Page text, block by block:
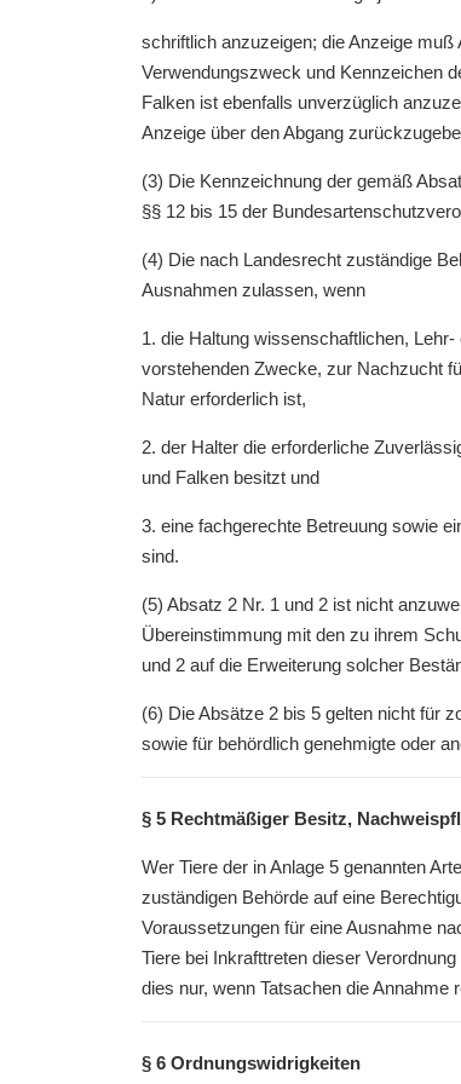
schriftlich anzuzeigen; die Anzeige muß
Verwendungszweck und Kennzeichen
Falken ist ebenfalls unverzüglich
Anzeige über den Abgang
(3) Die Kennzeichnung der gemäß
§§ 12 bis 15 der
(4) Die nach Landesrecht zuständige
Ausnahmen zulassen, wenn
1. die Haltung wissenschaftlichen,
vorstehenden Zwecke, zur Nachzucht
Natur erforderlich ist,
2. der Halter die erforderliche
und Falken besitzt und
3. eine fachgerechte Betreuung sowie
sind.
(5) Absatz 2 Nr. 1 und 2 ist nicht
Übereinstimmung mit den zu ihrem
und 2 auf die Erweiterung solcher
(6) Die Absätze 2 bis 5 gelten nicht für
sowie für behördlich genehmigte oder
§ 5 Rechtmäßiger Besitz,
Wer Tiere der in Anlage 5 genannten
zuständigen Behörde auf eine
Voraussetzungen für eine Ausnahme
Tiere bei Inkrafttreten dieser
dies nur, wenn Tatsachen die
§ 6 Ordnungswidrigkeiten